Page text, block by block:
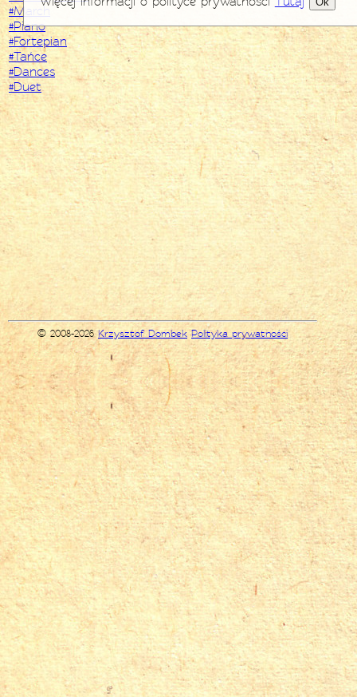
#March
#Piano
#Fortepian
#Tańce
#Dances
#Duet
© 2008-2026Krzysztof Dombek Polityka prywatności